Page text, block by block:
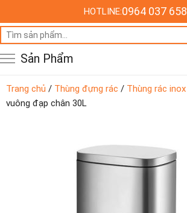
HOTLINE:0964 037 658
Sản Phẩm
Trang chủ / Thùng đựng rác / Thùng rác inox
vuông đạp chân 30L